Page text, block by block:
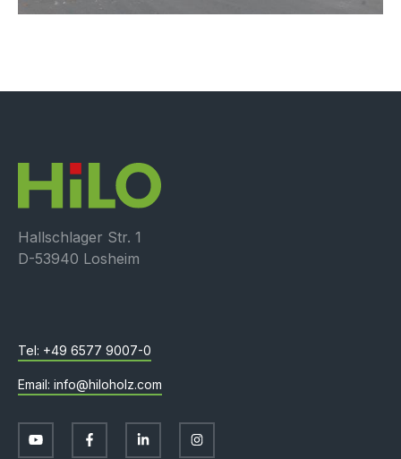
Hallschlager Str. 1
D-53940 Losheim
+49 6577 9007-0
info@hiloholz.com